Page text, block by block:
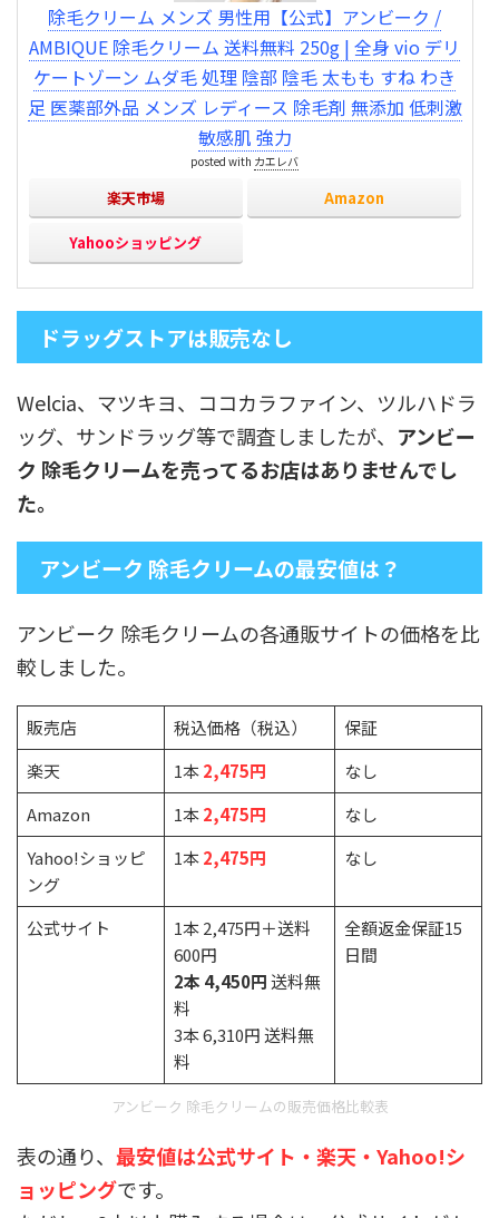
除毛クリーム メンズ 男性用【公式】アンビーク /
AMBIQUE 除毛クリーム 送料無料 250g | 全身 vio デリ
ケートゾーン ムダ毛 処理 陰部 陰毛 太もも すね わき
足 医薬部外品 メンズ レディース 除毛剤 無添加 低刺激
敏感肌 強力
posted with カエレバ
楽天市場 Amazon
Yahooショッピング
ドラッグストアは販売なし
Welcia、マツキヨ、ココカラファイン、ツルハドラ
ッグ、サンドラッグ等で調査しましたが、 アンビー
ク 除毛クリームを売ってるお店はありませんでし
た。
アンビーク 除毛クリームの最安値は？
アンビーク 除毛クリームの各通販サイトの価格を比
較しました。
販売店 税込価格（税込）
保証
楽天
1本2,475円
なし
Amazon
1本2,475円
なし
Yahoo!ショッピ
ング
1本2,475円 なし
公式サイト
1本 2,475円＋送料
600円
2本 4,450円送料無
料
3本 6,310円 送料無
料
全額返金保証15
日間
アンビーク 除毛クリームの販売価格比較表
表の通り、 最安値は公式サイト・楽天・Yahoo!シ
ョッピングです。